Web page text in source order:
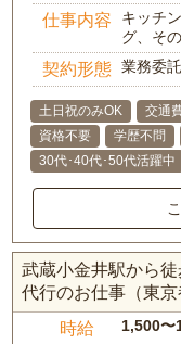
仕事内容
キッチ
グ、そ
契約形態 業務委託
土日祝のみOK 交通
資格不要
学歴不問
30代･40代･50代活躍中
武蔵小金井駅から
代行のお仕事（東京
時給 1,500〜